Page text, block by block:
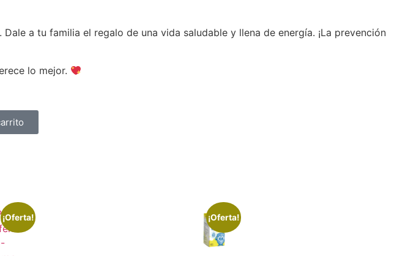
a tu familia el regalo de una vida saludable y llena de energía. ¡La prevención
lo mejor.
¡Oferta! ¡Oferta!